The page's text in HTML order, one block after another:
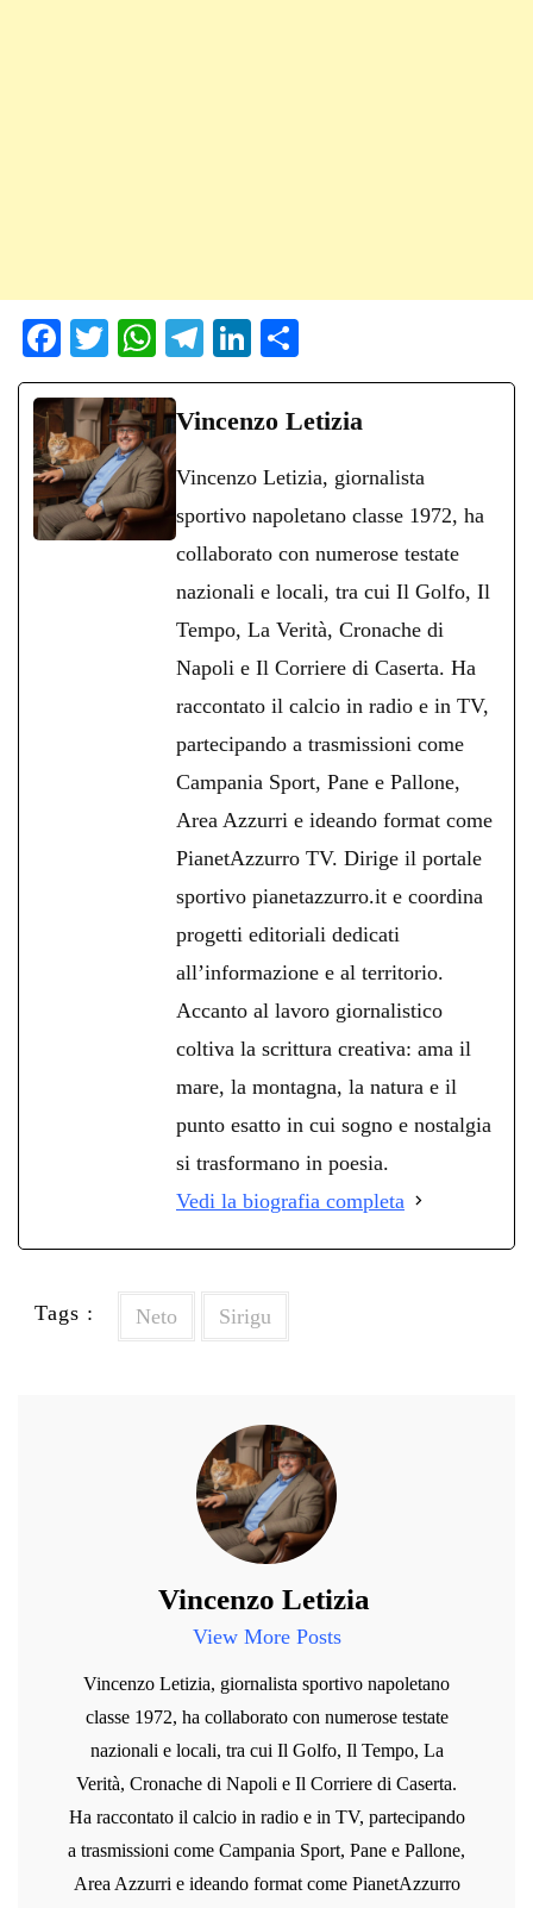
Fa
ce
bo
ok
T
wi
tte
r
W
ha
ts
A
pp
Te
le
gr
m
Li
nk
ed
on
di
di
Vincenzo Letizia
Vincenzo Letizia, giornalista
sportivo napoletano classe 1972, ha
collaborato con numerose testate
nazionali e locali, tra cui Il Golfo, Il
Tempo, La Verità, Cronache di
Napoli e Il Corriere di Caserta. Ha
raccontato il calcio in radio e in TV,
partecipando a trasmissioni come
Campania Sport, Pane e Pallone,
Area Azzurri e ideando format come
PianetAzzurro TV. Dirige il portale
sportivo pianetazzurro.it e coordina
progetti editoriali dedicati
all’informazione e al territorio.
Accanto al lavoro giornalistico
coltiva la scrittura creativa: ama il
mare, la montagna, la natura e il
punto esatto in cui sogno e nostalgia
si trasformano in poesia.
Vedi la biografia completa
Tags : Neto Sirigu
Vincenzo Letizia
View More Posts
Vincenzo Letizia, giornalista sportivo napoletano
classe 1972, ha collaborato con numerose testate
nazionali e locali, tra cui Il Golfo, Il Tempo, La
Verità, Cronache di Napoli e Il Corriere di Caserta.
Ha raccontato il calcio in radio e in TV, partecipando
a trasmissioni come Campania Sport, Pane e Pallone,
Area Azzurri e ideando format come PianetAzzurro